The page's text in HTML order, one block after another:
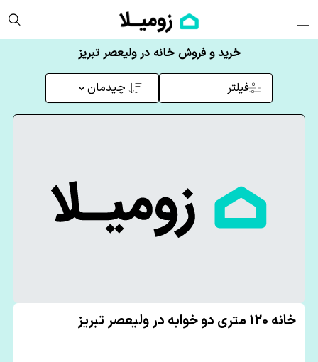
خرید و فروش خانه در ولیعصر تبریز
فیلتر چیدمان
خانه 120 متری دو خوابه در ولیعصر تبریز